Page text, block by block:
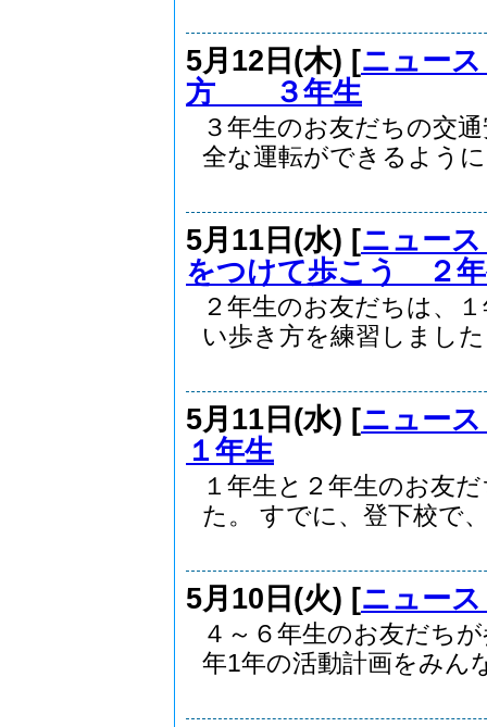
5月12日(木) [ニュー
方 ３年生
３年生のお友だちの交
全な運転ができるよう
5月11日(水) [ニュー
をつけて歩こう ２
２年生のお友だちは、
い歩き方を練習しまし
5月11日(水) [ニュー
１年生
１年生と２年生のお友
た。 すでに、登下校で
5月10日(火) [ニュー
４～６年生のお友だち
年1年の活動計画をみん